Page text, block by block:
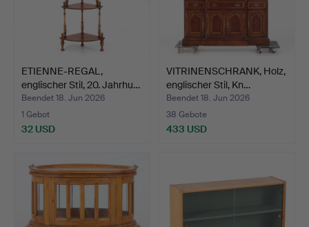
ETIENNE-REGAL,
englischer Stil, 20. Jahrhu…
Beendet 18. Jun 2026
1 Gebot
32 USD
VITRINENSCHRANK, Holz,
englischer Stil, Kn…
Beendet 18. Jun 2026
38 Gebote
433 USD